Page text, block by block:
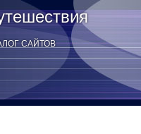
САЙТОВ